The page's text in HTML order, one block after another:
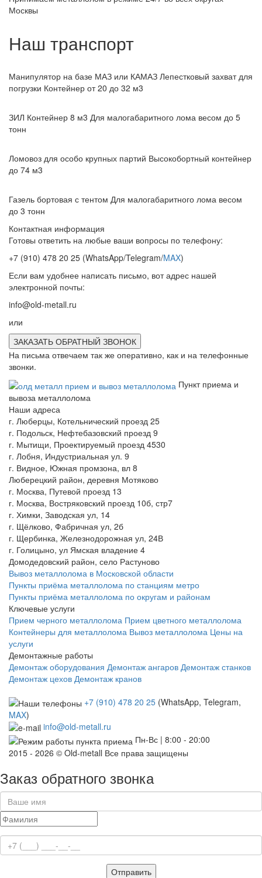
Москвы
Наш транспорт
Манипулятор на базе МАЗ или КАМАЗ Лепестковый захват для
погрузки Контейнер от 20 до 32 м3
ЗИЛ Контейнер 8 м3 Для малогабаритного лома весом до 5
тонн
Ломовоз для особо крупных партий Высокобортный контейнер
до 74 м3
Газель бортовая с тентом Для малогабаритного лома весом
до 3 тонн
Контактная информация
Готовы ответить на любые ваши вопросы по телефону:
+7 (910) 478 20 25 (WhatsApp/Telegram/MAX)
Если вам удобнее написать письмо, вот адрес нашей
электронной почты:
info@old-metall.ru
или
ЗАКАЗАТЬ ОБРАТНЫЙ ЗВОНОК
На письма отвечаем так же оперативно, как и на телефонные
звонки.
Пункт приема и
вывоза металлолома
Наши адреса
г. Люберцы, Котельнический проезд 25
г. Подольск, Нефтебазовский проезд 9
г. Мытищи, Проектируемый проезд 4530
г. Лобня, Индустриальная ул. 9
г. Видное, Южная промзона, вл 8
Люберецкий район, деревня Мотяково
г. Москва, Путевой проезд 13
г. Москва, Востряковский проезд 10б, стр7
г. Химки, Заводская ул, 14
г. Щёлково, Фабричная ул, 2б
г. Щербинка, Железнодорожная ул, 24В
г. Голицыно, ул Ямская владение 4
Домодедовский район, село Растуново
Вывоз металлолома в Московской области
Пункты приёма металлолома по станциям метро
Пункты приёма металлолома по округам и районам
Ключевые услуги
Прием черного металлолома Прием цветного металлолома
Контейнеры для металлолома Вывоз металлолома Цены на
услуги
Демонтажные работы
Демонтаж оборудования Демонтаж ангаров Демонтаж станков
Демонтаж цехов Демонтаж кранов
+7 (910) 478 20 25 (WhatsApp, Telegram,
MAX)
info@old-metall.ru
Пн-Вс | 8:00 - 20:00
2015 - 2026 © Old-metall Все права защищены
Заказ обратного звонка
Отправить